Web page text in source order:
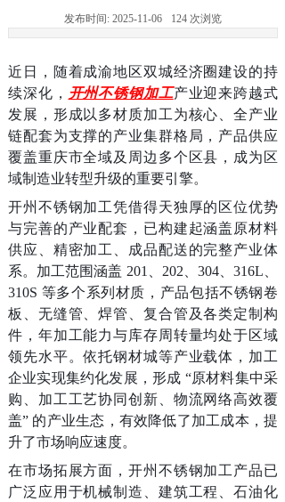
发布时间: 2025-11-06 124 次浏览
近日，随着成渝地区双城经济圈建设的持
续深化， 开州不锈钢加工产业迎来跨越式
发展，形成以多材质加工为核心、全产业
链配套为支撑的产业集群格局，产品供应
覆盖重庆市全域及周边多个区县，成为区
域制造业转型升级的重要引擎。
开州不锈钢加工凭借得天独厚的区位优势
与完善的产业配套，已构建起涵盖原材料
供应、精密加工、成品配送的完整产业体
系。加工范围涵盖 201、202、304、316L、
310S 等多个系列材质，产品包括不锈钢卷
板、无缝管、焊管、复合管及各类定制构
件，年加工能力与库存周转量均处于区域
领先水平。依托钢材城等产业载体，加工
企业实现集约化发展，形成 “原材料集中采
购、加工工艺协同创新、物流网络高效覆
盖” 的产业生态，有效降低了加工成本，提
升了市场响应速度。
在市场拓展方面，开州不锈钢加工产品已
广泛应用于机械制造、建筑工程、石油化